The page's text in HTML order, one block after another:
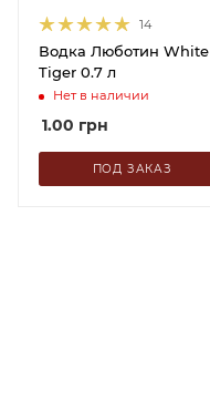
14
Водка Люботин White
Tiger 0.7 л
Нет в наличии
1.00 грн
ПОД ЗАКАЗ